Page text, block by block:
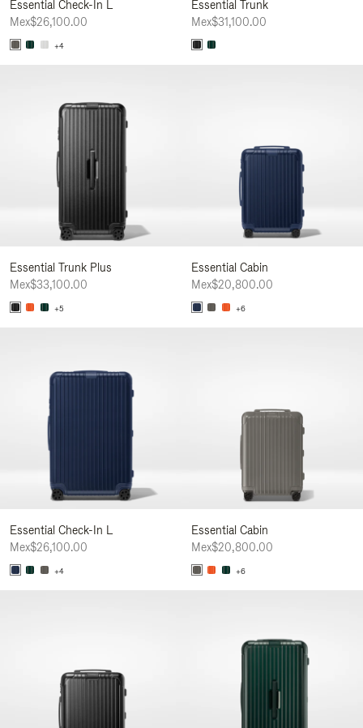
Essential Check-In L
Mex$26,100.00
+4
Essential Trunk
Mex$31,100.00
Essential Trunk Plus
Mex$33,100.00
+5
Essential Cabin
Mex$20,800.00
+6
Essential Check-In L
Mex$26,100.00
+4
Essential Cabin
Mex$20,800.00
+6